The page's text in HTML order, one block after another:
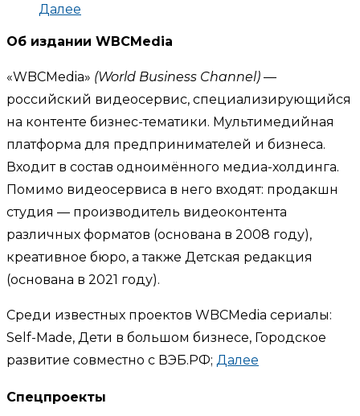
Далее
Об издании WBCMedia
«WBCMedia» (World Business Channel) —
российский видеосервис, специализирующийся
на контенте бизнес-тематики. Мультимедийная
платформа для предпринимателей и бизнеса.
Входит в состав одноимённого медиа-холдинга.
Помимо видеосервиса в него входят: продакшн
студия — производитель видеоконтента
различных форматов (основана в 2008 году),
креативное бюро, а также Детская редакция
(основана в 2021 году).
Среди известных проектов WBCMedia сериалы:
Self-Made, Дети в большом бизнесе, Городское
развитие совместно с ВЭБ.РФ; Далее
Спецпроекты